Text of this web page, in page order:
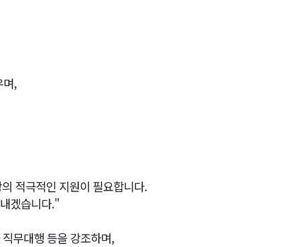
며,
적극적인 지원이 필요합니다.
겠습니다."
무대행 등을 강조하며,